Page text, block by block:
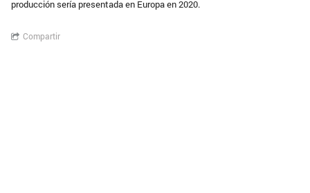
producción sería presentada en Europa en 2020.
Compartir